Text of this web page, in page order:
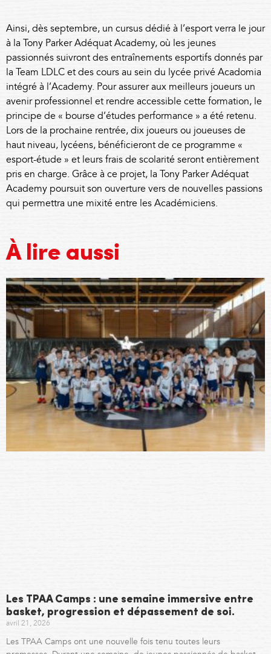
Ainsi, dès septembre, un cursus dédié à l’esport verra le jour
à la Tony Parker Adéquat Academy, où les jeunes
passionnés suivront des entraînements esportifs donnés par
la Team LDLC et des cours au sein du lycée privé Acadomia
intégré à l’Academy. Pour assurer aux meilleurs joueurs un
avenir professionnel et rendre accessible cette formation, le
principe de « bourse d’études performance » a été retenu.
Lors de la prochaine rentrée, dix joueurs ou joueuses de
haut niveau, lycéens, bénéficieront de ce programme «
esport-étude » et leurs frais de scolarité seront entièrement
pris en charge. Grâce à ce projet, la Tony Parker Adéquat
Academy poursuit son ouverture vers de nouvelles passions
qui permettra une mixité entre les Académiciens.
À lire aussi
Les TPAA Camps : une semaine immersive entre
basket, progression et dépassement de soi.
avril 21, 2026
Les TPAA Camps ont une nouvelle fois tenu toutes leurs